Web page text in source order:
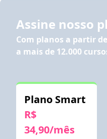
Assine nosso
Com planos a partir de
a mais de 12.000
Plano Smart
R$
34,90/mês